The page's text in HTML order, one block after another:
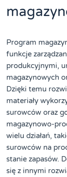
Program
funkcje
produkcyjnymi,
magazynowych
Dzięki temu
materiały
surowców oraz
magazynowo-
wielu działań,
surowców na
stanie zapasów.
się z innymi